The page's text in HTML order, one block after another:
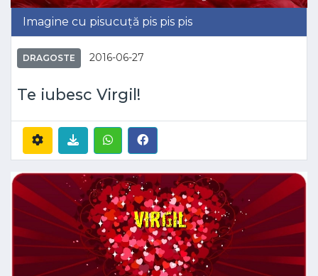
Imagine cu pisucuță pis pis pis
DRAGOSTE 2016-06-27
Te iubesc Virgil!